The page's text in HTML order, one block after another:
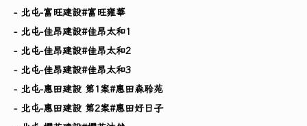
- 北屯-富旺建設#富旺雍華
- 北屯-佳昂建設#佳昂太和1
- 北屯-佳昂建設#佳昂太和2
- 北屯-佳昂建設#佳昂太和3
- 北屯-惠田建設 第1案#惠田森聆苑
- 北屯-惠田建設 第2案#惠田好日子